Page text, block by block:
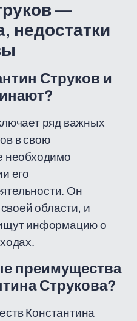
—
недостатки
Струков и
ряд важных
в свою
необходимо
его
Он
области, и
информацию о
преимущества
Струкова?
Константина